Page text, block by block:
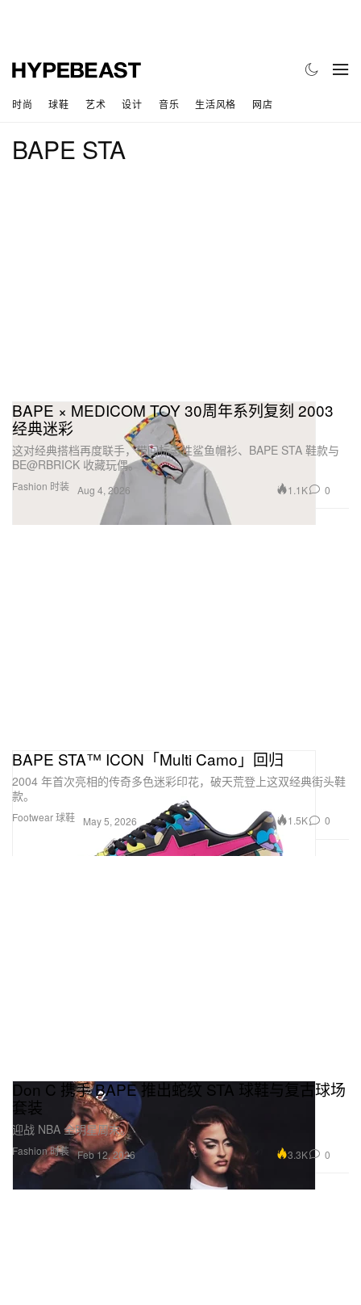
时尚 球鞋 艺术 设计 音乐 生活风格 网店
BAPE STA
Fashion 时装
BAPE × MEDICOM TOY 30周年系列复刻 2003
经典迷彩
这对经典搭档再度联手，带回标志性鲨鱼帽衫、BAPE STA 鞋款与
BE@RBRICK 收藏玩偶。
Aug 4, 2026 1.1K 0
Footwear 球鞋
BAPE STA™ ICON「Multi Camo」回归
2004 年首次亮相的传奇多色迷彩印花，破天荒登上这双经典街头鞋
款。
May 5, 2026 1.5K 0
Fashion 时装
Don C 携手 BAPE 推出蛇纹 STA 球鞋与复古球场
套装
迎战 NBA 全明星周末。
Feb 12, 2026 3.3K 0